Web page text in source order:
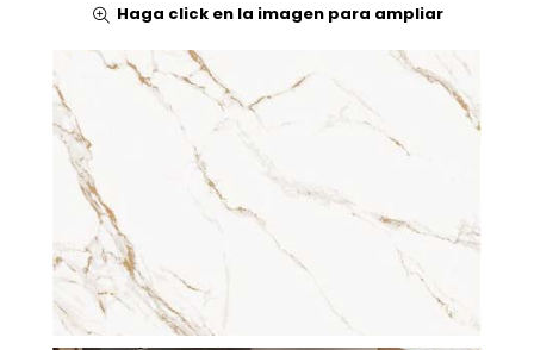
Haga click en la imagen para ampliar